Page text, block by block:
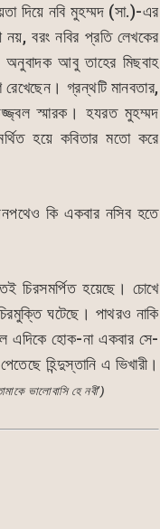
দিয়ে নবি মুহম্মদ (সা.)-এর
বরং নবির প্রতি লেখকের
আবু তাহের মিছবাহ
গ্রন্থটি মানবতার,
স্মারক। হযরত মুহম্মদ
হয়ে কবিতার মতো করে
কি একবার নসিব হতে
চিরসমর্পিত হয়েছে। চোখে
ঘটেছে। পাথরও নাকি
এদিকে হোক-না একবার সে-
হিন্দুস্তানি এ ভিখারী।
ভালোবাসি হে নবী’)